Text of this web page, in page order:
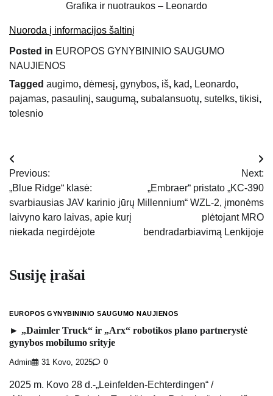
Grafika ir nuotraukos – Leonardo
Nuoroda į informacijos šaltinį
Posted in EUROPOS GYNYBININIO SAUGUMO
NAUJIENOS
Tagged augimo, dėmesį, gynybos, iš, kad, Leonardo,
pajamas, pasaulinį, saugumą, subalansuotų, sutelks, tikisi,
tolesnio
Navigacija
tarp
įrašų
Previous:
„Blue Ridge“ klasė:
svarbiausias JAV karinio jūrų
laivyno karo laivas, apie kurį
niekada negirdėjote
Next:
„Embraer“ pristato „KC-390
Millennium“ WZL-2, įmonėms
plėtojant MRO
bendradarbiavimą Lenkijoje
Susiję įrašai
EUROPOS GYNYBININIO SAUGUMO NAUJIENOS
► „Daimler Truck“ ir „Arx“ robotikos plano partnerystė
gynybos mobilumo srityje
Admin 31 Kovo, 2025 0
2025 m. Kovo 28 d.-„Leinfelden-Echterdingen“ /